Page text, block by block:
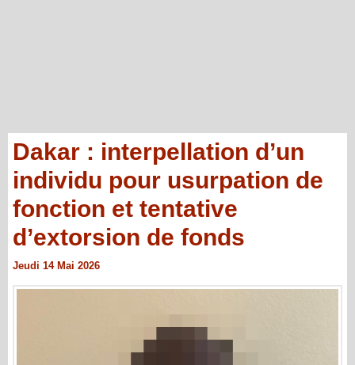
Dakar : interpellation d’un
individu pour usurpation de
fonction et tentative
d’extorsion de fonds
Jeudi 14 Mai 2026